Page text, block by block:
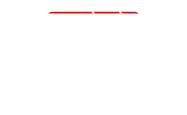
อยากซื้อเล่มนี้